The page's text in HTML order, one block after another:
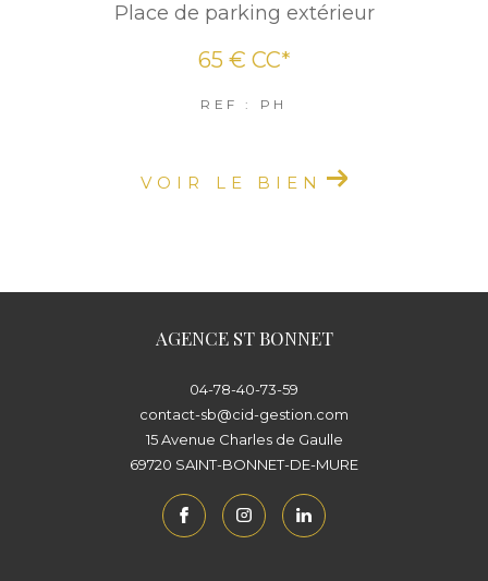
Place de parking extérieur
65 € CC*
REF : PH
VOIR LE BIEN
AGENCE ST BONNET
04-78-40-73-59
contact-sb@cid-gestion.com
15 Avenue Charles de Gaulle
69720
SAINT-BONNET-DE-MURE